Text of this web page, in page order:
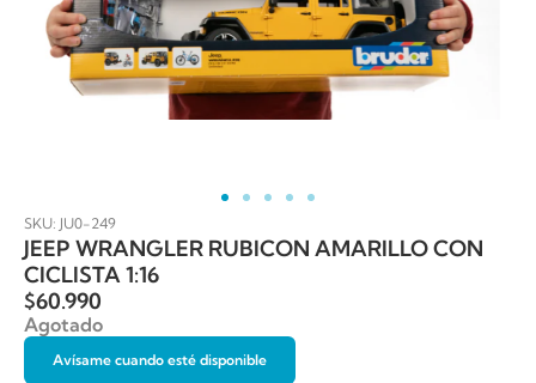
SKU: JU0-249
JEEP WRANGLER RUBICON AMARILLO CON
CICLISTA 1:16
$60.990
Agotado
Avísame cuando esté disponible